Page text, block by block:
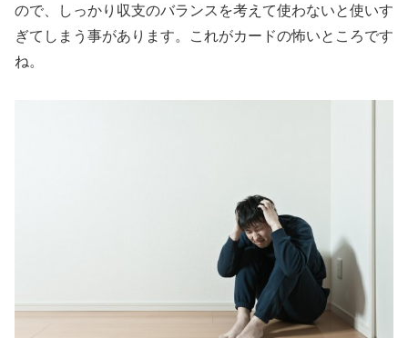
ので、しっかり収支のバランスを考えて使わないと使いす
ぎてしまう事があります。これがカードの怖いところです
ね。